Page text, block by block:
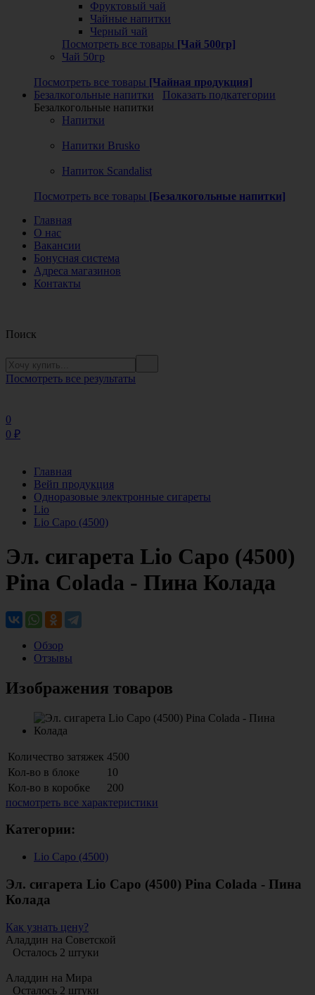
Фруктовый чай
Чайные напитки
Черный чай
Посмотреть все товары [Чай 500гр]
Чай 50гр
Посмотреть все товары [Чайная продукция]
Безалкогольные напитки
Показать подкатегории
Безалкогольные напитки
Напитки
Напитки Brusko
Напиток Scandalist
Посмотреть все товары [Безалкогольные напитки]
Главная
О нас
Вакансии
Бонусная система
Адреса магазинов
Контакты
Поиск
Посмотреть все результаты
0
0 ₽
Главная
Вейп продукция
Одноразовые электронные сигареты
Lio
Lio Capo (4500)
Эл. сигарета Lio Capo (4500)
Pina Colada - Пина Колада
Обзор
Отзывы
Изображения товаров
Количество затяжек 4500
Кол-во в блоке
10
Кол-во в коробке
200
посмотреть все характеристики
Категории:
Lio Capo (4500)
Эл. сигарета Lio Capo (4500) Pina Colada - Пина
Колада
Как узнать цену?
Аладдин на Советской
Осталось 2 штуки
Аладдин на Мира
Осталось 2 штуки